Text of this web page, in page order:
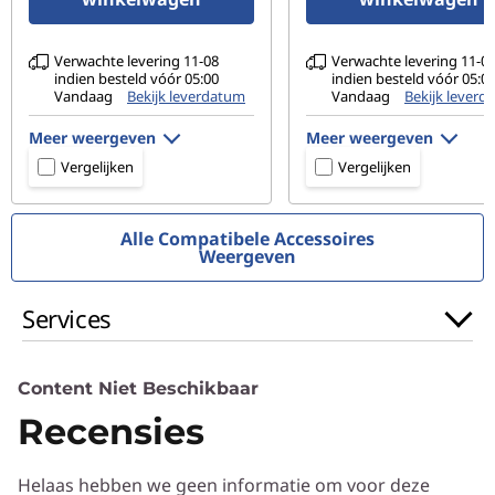
2 x USB-A 3.2, 1e generatie
HDMI
MicroSD-kaartlezer
Gecombineerde hoofdtelefoon-/microfoonaansluiting
Voedingsingang
Verwachte levering 11-08
indien besteld vóór 05:00
Vandaag
Bekijk leverdatum
Meer weergeven
Vergelijken
Verwachte levering 11-08
indien besteld vóór 05:00
Vandaag
Bekijk
Meer weergeven
Vergelijken
Alle Compatibele Accessoires
Weergeven
Services
Content Niet Beschikbaar
Recensies
Helaas hebben we geen informatie om voor deze